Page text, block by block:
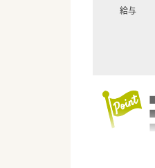
給与